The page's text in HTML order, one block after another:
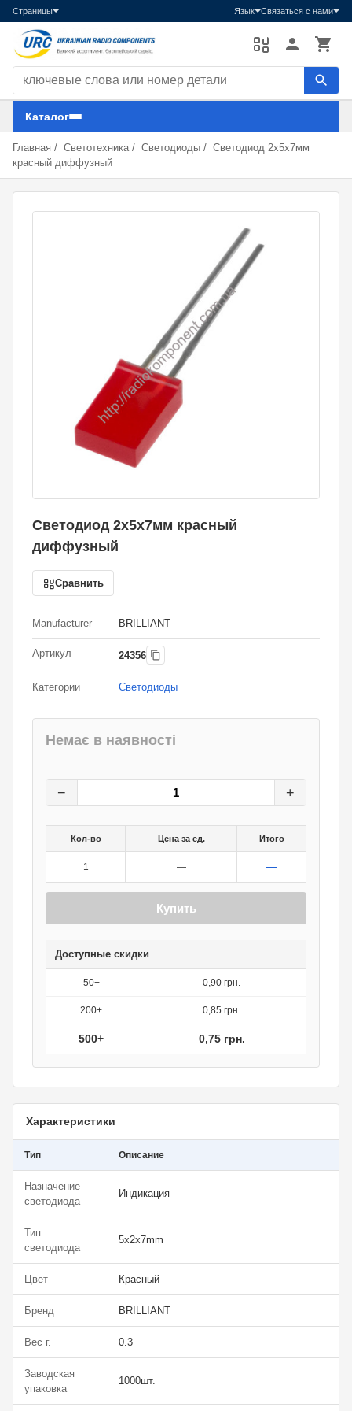
Страницы Язык Связаться с нами
Каталог
Главная / Светотехника / Светодиоды / Светодиод 2х5х7мм
красный диффузный
Светодиод 2х5х7мм красный
диффузный
Сравнить
Manufacturer BRILLIANT
Артикул 24356
Категории Светодиоды
Немає в наявності
− +
Кол-во Цена за ед. Итого
1 — —
Купить
Доступные скидки
50+ 0,90 грн.
200+ 0,85 грн.
500+ 0,75 грн.
Характеристики
Тип Описание
Назначение
светодиода
Индикация
Тип
светодиода
5х2х7mm
Цвет Красный
Бренд BRILLIANT
Вес г. 0.3
Заводская
упаковка
1000шт.